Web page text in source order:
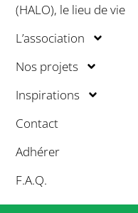
(HALO), le lieu de vie
L’association
Nos projets
Inspirations
Contact
Adhérer
F.A.Q.